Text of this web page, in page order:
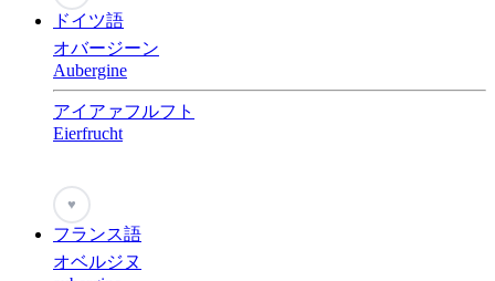
ドイツ語
オバージーン
Aubergine
アイアァフルフト
Eierfrucht
♥
フランス語
オベルジヌ